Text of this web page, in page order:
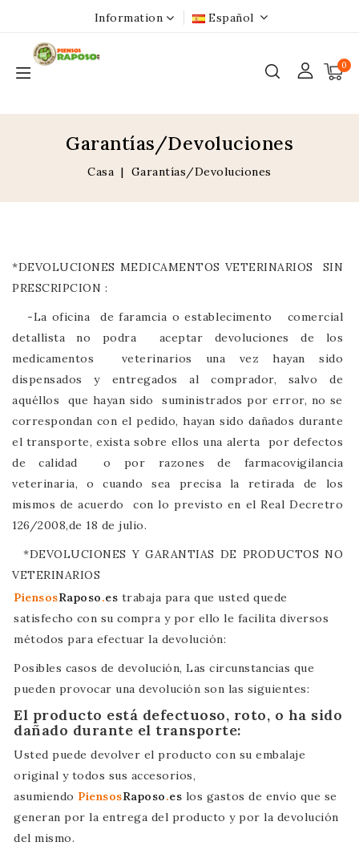
Information Español
0
Garantías/Devoluciones
Casa Garantías/Devoluciones
*DEVOLUCIONES MEDICAMENTOS VETERINARIOS SIN
PRESCRIPCION :
-La oficina de faramcia o establecimento comercial
detallista no podra aceptar devoluciones de los
medicamentos veterinarios una vez hayan sido
dispensados y entregados al comprador, salvo de
aquéllos que hayan sido suministrados por error, no se
correspondan con el pedido, hayan sido dañados durante
el transporte, exista sobre ellos una alerta por defectos
de calidad o por razones de farmacovigilancia
veterinaria, o cuando sea precisa la retirada de los
mismos de acuerdo con lo previsto en el Real Decretro
126/2008,de 18 de julio.
*DEVOLUCIONES Y GARANTIAS DE PRODUCTOS NO
VETERINARIOS
PiensosRaposo.es trabaja para que usted quede
satisfecho con su compra y por ello le facilita diversos
métodos para efectuar la devolución:
Posibles casos de devolución, Las circunstancias que
pueden provocar una devolución son las siguientes:
El producto está defectuoso, roto, o ha sido
dañado durante el transporte:
Usted puede devolver el producto con su embalaje
original y todos sus accesorios,
asumiendo PiensosRaposo.es los gastos de envío que se
generan por la entrega del producto y por la devolución
del mismo.